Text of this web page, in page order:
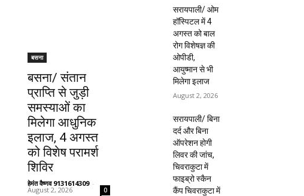
बसना
बसना/ संतान
प्राप्ति से जुड़ी
समस्याओं का
मिलेगा आधुनिक
इलाज, 4 अगस्त
को विशेष परामर्श
शिविर
हेमंत वैष्णव 9131614309 -
August 2, 2026 0
सरायपाली/ ओम
हॉस्पिटल में 4
अगस्त को बाल
रोग विशेषज्ञ की
ओपीडी,
आयुष्मान से भी
मिलेगा इलाज
August 2, 2026
सरायपाली/ बिना
दर्द और बिना
ऑपरेशन होगी
लिवर की जांच,
चिवराकुटा में
फाइब्रो स्कैन
कैंप चिवराकुटा में